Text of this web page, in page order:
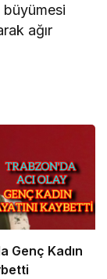
büyümesi
ağır
Genç Kadın